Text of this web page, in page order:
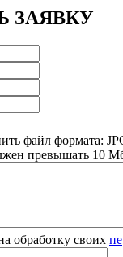
ЗАЯВКУ
файл формата:
превышать 10
обработку своих